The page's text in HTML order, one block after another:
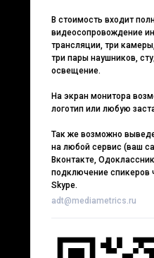
В стоимость входит
видеосопровождение
трансляции, три
три пары наушников,
освещение.
На экран монитора
логотип или любую
Так же возможно
на любой сервис (ваш
Вконтакте,
подключение спикеров
Skype.
adt@mediametrics.ru